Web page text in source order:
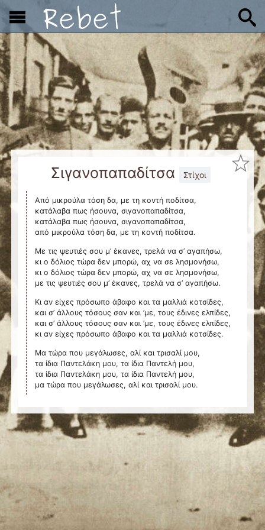
x
Σιγανοπαπαδίτσα Στίχοι
Από μικρούλα τόση δα, με τη κοντή ποδίτσα,
κατάλαβα πως ήσουνα, σιγανοπαπαδίτσα,
κατάλαβα πως ήσουνα, σιγανοπαπαδίτσα,
από μικρούλα τόση δα, με τη κοντή ποδίτσα.
Με τις ψευτιές σου μ’ έκανες, τρελά να σ’ αγαπήσω,
κι ο δόλιος τώρα δεν μπορώ, αχ να σε λησμονήσω,
κι ο δόλιος τώρα δεν μπορώ, αχ να σε λησμονήσω,
με τις ψευτιές σου μ’ έκανες, τρελά να σ’ αγαπήσω.
Κι αν είχες πρόσωπο άβαφο και τα μαλλιά κοτσίδες,
και σ’ άλλους τόσους σαν και ’με, τους έδινες ελπίδες,
και σ’ άλλους τόσους σαν και ’με, τους έδινες ελπίδες,
κι αν είχες πρόσωπο άβαφο και τα μαλλιά κοτσίδες.
Μα τώρα που μεγάλωσες, αλί και τρισαλί μου,
τα ίδια Παντελάκη μου, τα ίδια Παντελή μου,
τα ίδια Παντελάκη μου, τα ίδια Παντελή μου,
μα τώρα που μεγάλωσες, αλί και τρισαλί μου.